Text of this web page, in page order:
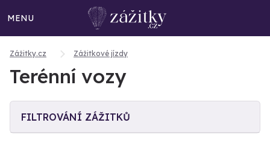
MENU
Zážitky.cz Zážitkové jízdy
Terénní vozy
FILTROVÁNÍ ZÁŽITKŮ